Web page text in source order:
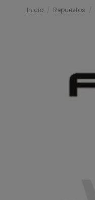
Inicio Repuestos